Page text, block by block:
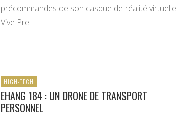
précommandes de son casque de réalité virtuelle
Vive Pre.
HIGH-TECH
EHANG 184 : UN DRONE DE TRANSPORT
PERSONNEL